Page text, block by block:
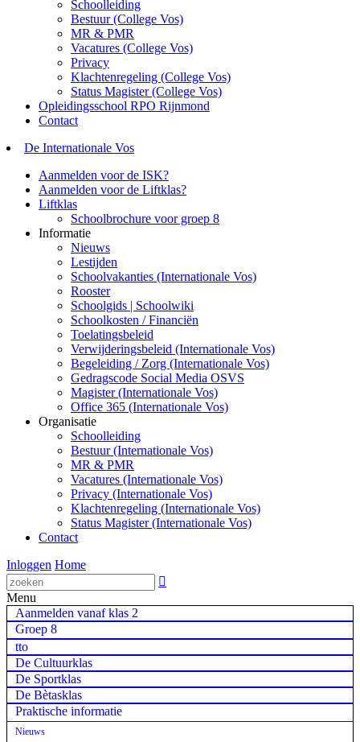
Schoolleiding
Bestuur (College Vos)
MR & PMR
Vacatures (College Vos)
Privacy
Klachtenregeling (College Vos)
Status Magister (College Vos)
Opleidingsschool RPO Rijnmond
Contact
De Internationale Vos
Aanmelden voor de ISK?
Aanmelden voor de Liftklas?
Liftklas
Schoolbrochure voor groep 8
Informatie
Nieuws
Lestijden
Schoolvakanties (Internationale Vos)
Rooster
Schoolgids | Schoolwiki
Schoolkosten / Financiën
Toelatingsbeleid
Verwijderingsbeleid (Internationale Vos)
Begeleiding / Zorg (Internationale Vos)
Gedragscode Social Media OSVS
Magister (Internationale Vos)
Office 365 (Internationale Vos)
Organisatie
Schoolleiding
Bestuur (Internationale Vos)
MR & PMR
Vacatures (Internationale Vos)
Privacy (Internationale Vos)
Klachtenregeling (Internationale Vos)
Status Magister (Internationale Vos)
Contact
Inloggen Home

Menu
Aanmelden vanaf klas 2
Groep 8
tto
De Cultuurklas
De Sportklas
De Bètasklas
Praktische informatie
Nieuws